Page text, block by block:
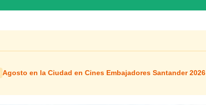
Agosto en la Ciudad en Cines Embajadores Santander 2026